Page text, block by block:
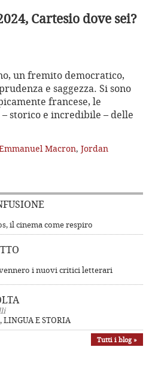
Cartesio dove sei?
un fremito democratico,
e saggezza. Si sono
francese, le
storico e incredibile – delle
Macron, Jordan
il cinema come respiro
i nuovi critici letterari
LINGUA E STORIA
Tutti i blog »